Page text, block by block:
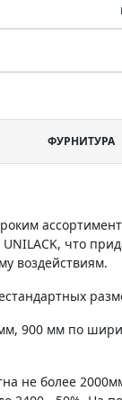
ФУРНИТУРА
что
воздействиям.
900 мм по
не более